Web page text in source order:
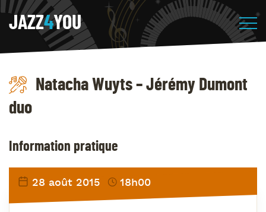
JAZZ4YOU
Natacha Wuyts – Jérémy Dumont
duo
Information pratique
28 août 2015 18h00